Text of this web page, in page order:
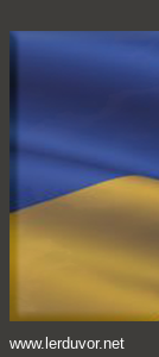
www.lerduvor.net